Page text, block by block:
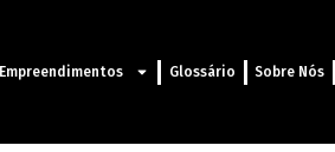
Empreendimentos Glossário Sobre Nós